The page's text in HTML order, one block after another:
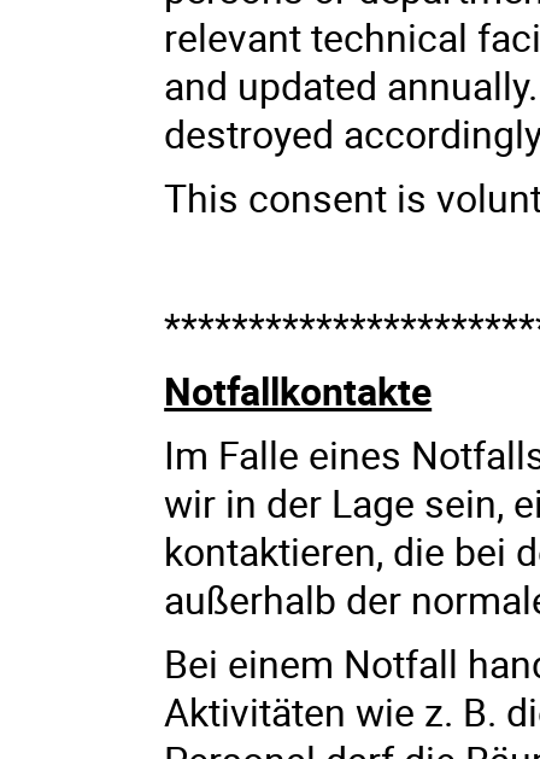
relevant technical
and updated
destroyed
This consent is
Notfallkontakte
Im Falle eines
wir in der Lage sein,
kontaktieren, die bei
außerhalb der
Bei einem Notfall
Aktivitäten wie z. B.